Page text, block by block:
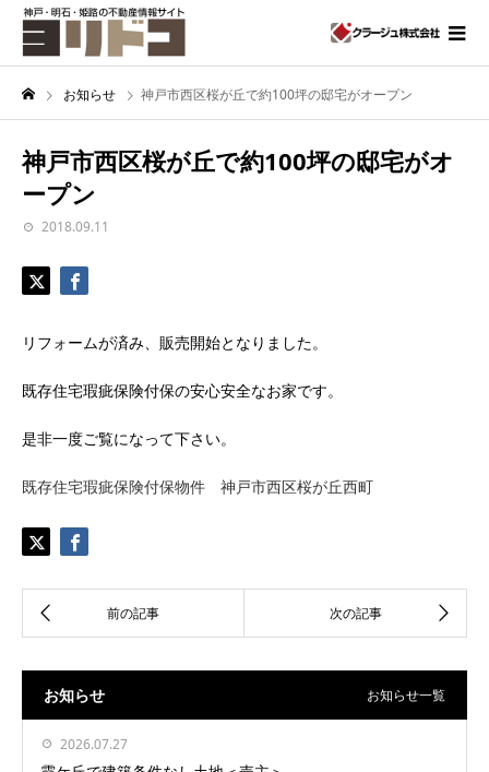
お知らせ 神戸市西区桜が丘で約100坪の邸宅がオープン
神戸市西区桜が丘で約100坪の邸宅がオ
ープン
2018.09.11
リフォームが済み、販売開始となりました。
既存住宅瑕疵保険付保の安心安全なお家です。
是非一度ご覧になって下さい。
既存住宅瑕疵保険付保物件 神戸市西区桜が丘西町
お知らせ お知らせ一覧
2026.07.27